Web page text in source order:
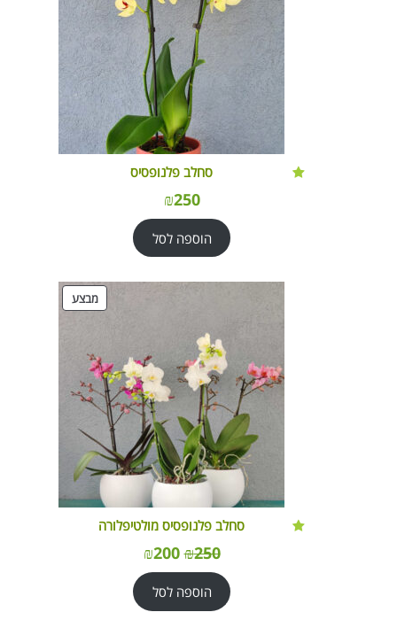
סחלב פלנופסיס
₪250
הוספה לסל
מבצע
במבצע
סחלב פלנופסיס מולטיפלורה
₪250
₪200
הוספה לסל